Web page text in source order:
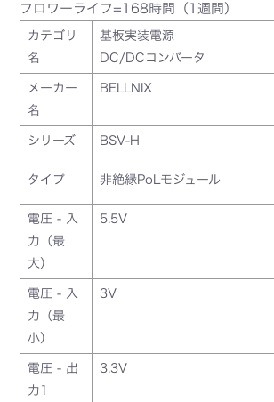
フロワーライフ=168時間（1週間）
カテゴリ
名
基板実装電源
DC/DCコンバータ
メーカー
名
BELLNIX
シリーズ BSV-H
タイプ 非絶縁PoLモジュール
電圧 - 入
力（最
大）
5.5V
電圧 - 入
力（最
小）
3V
電圧 - 出
力1
3.3V